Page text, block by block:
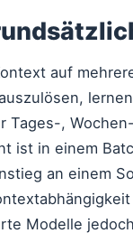
auf
Tages-,
ist in einem
an einem
Modelle